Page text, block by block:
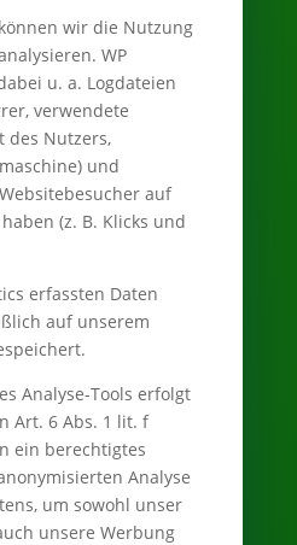
wir die Nutzung
WP
u. a. Logdateien
verwendete
des Nutzers,
und
auf
(z. B. Klicks und
erfassten Daten
auf unserem
Analyse-Tools erfolgt
Art. 6 Abs. 1 lit. f
ein berechtigtes
Analyse
um sowohl unser
unsere Werbung